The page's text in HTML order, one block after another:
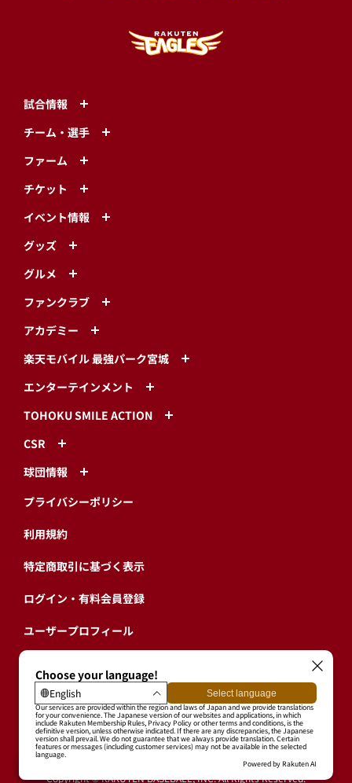
試合情報
チーム・選手
ファーム
チケット
イベント情報
グッズ
グルメ
ファンクラブ
アカデミー
楽天モバイル 最強パーク宮城
エンターテインメント
TOHOKU SMILE ACTION
CSR
球団情報
プライバシーポリシー
利用規約
特定商取引に基づく表示
ログイン・有料会員登録
ユーザープロフィール
退会
東北楽天ゴールデンイーグルス公式サイト
Copyright © RAKUTEN BASEBALL, INC. All Rights Reserved.